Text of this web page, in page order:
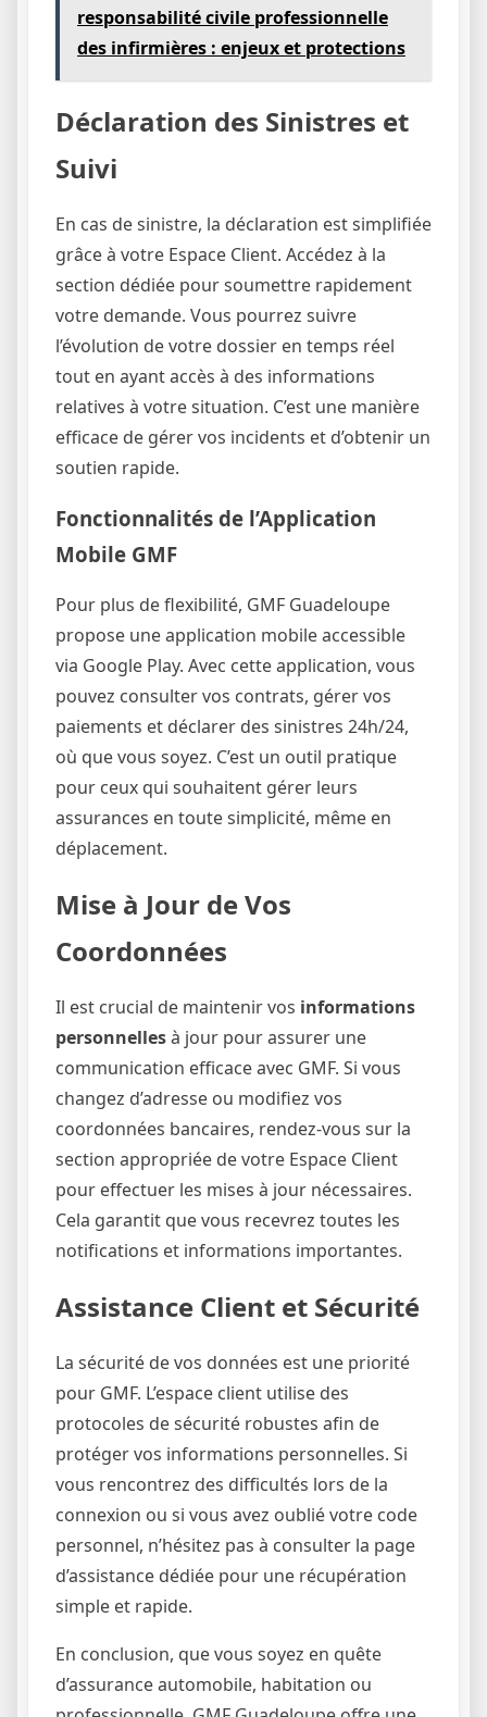
responsabilité civile professionnelle
des infirmières : enjeux et protections
Déclaration des Sinistres et
Suivi
En cas de sinistre, la déclaration est simplifiée
grâce à votre Espace Client. Accédez à la
section dédiée pour soumettre rapidement
votre demande. Vous pourrez suivre
l’évolution de votre dossier en temps réel
tout en ayant accès à des informations
relatives à votre situation. C’est une manière
efficace de gérer vos incidents et d’obtenir un
soutien rapide.
Fonctionnalités de l’Application
Mobile GMF
Pour plus de flexibilité, GMF Guadeloupe
propose une application mobile accessible
via Google Play. Avec cette application, vous
pouvez consulter vos contrats, gérer vos
paiements et déclarer des sinistres 24h/24,
où que vous soyez. C’est un outil pratique
pour ceux qui souhaitent gérer leurs
assurances en toute simplicité, même en
déplacement.
Mise à Jour de Vos
Coordonnées
Il est crucial de maintenir vos informations
personnellesà jour pour assurer une
communication efficace avec GMF. Si vous
changez d’adresse ou modifiez vos
coordonnées bancaires, rendez-vous sur la
section appropriée de votre Espace Client
pour effectuer les mises à jour nécessaires.
Cela garantit que vous recevrez toutes les
notifications et informations importantes.
Assistance Client et Sécurité
La sécurité de vos données est une priorité
pour GMF. L’espace client utilise des
protocoles de sécurité robustes afin de
protéger vos informations personnelles. Si
vous rencontrez des difficultés lors de la
connexion ou si vous avez oublié votre code
personnel, n’hésitez pas à consulter la page
d’assistance dédiée pour une récupération
simple et rapide.
En conclusion, que vous soyez en quête
d’assurance automobile, habitation ou